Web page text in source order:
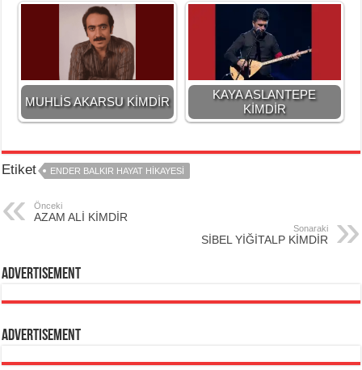
MUHLİS AKARSU KİMDİR
KAYA ASLANTEPE
KİMDİR
Etiket ENDER BALKIR HAYAT HİKAYESİ
Önceki
AZAM ALİ KİMDİR
Sonaraki
SİBEL YİĞİTALP KİMDİR
Advertisement
Advertisement